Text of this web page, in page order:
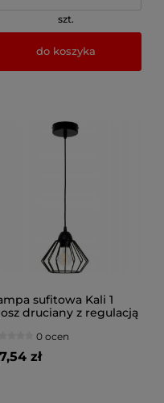
szt.
do koszyka
sufitowa Kali 1
druciany z regulacją
0 ocen
zł